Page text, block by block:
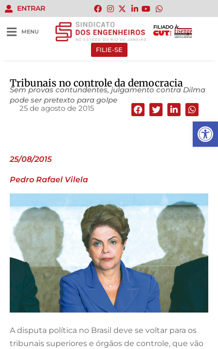
Abrir
ENTRAR
MENU
FILIADO À:
FILIE-SE
Tribunais no controle da democracia
Sem provas contundentes, julgamento contra Dilma
pode ser pretexto para golpe
25 de agosto de 2015
25/08/2015
Pedro Rafael Vilela
A disputa política no Brasil deve se voltar para os
tribunais superiores e órgãos de controle, que vão